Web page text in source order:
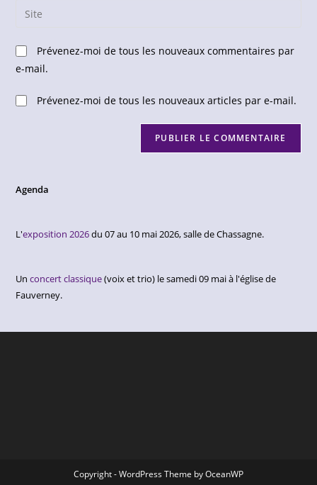
address
comment
Saisir
de
votre
(facultatif)
Prévenez-moi de tous les nouveaux commentaires par
e-mail.
Prévenez-moi de tous les nouveaux articles par e-mail.
Agenda
L'exposition 2026du 07 au 10 mai 2026, salle de Chassagne.
Un concert classique(voix et trio) le samedi 09 mai à l'église de
Fauverney.
Copyright - WordPress Theme by OceanWP